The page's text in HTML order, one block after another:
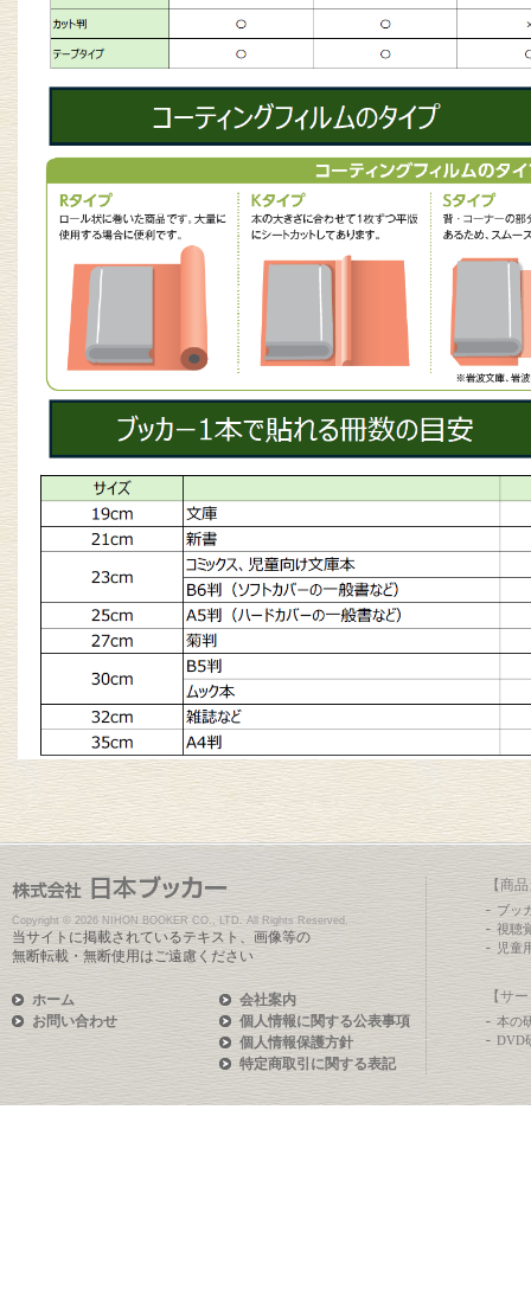
Copyright © 2026 NIHON BOOKER CO., LTD. All Rights Reserved.
当サイトに掲載されているテキスト、画像等の
無断転載・無断使用はご遠慮ください
ホーム
お問い合わせ
会社案内
個人情報に関する公表事項
個人情報保護方針
特定商取引に関する表記
【商
ブッ
視聴
児童
【サ
本の
DVD